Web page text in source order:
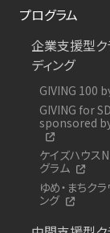
プログラム
企業支援型ク
ディング
GIVING 100
GIVING for
sponsored
ケイズハウス
グラム
ゆめ・まちク
ング